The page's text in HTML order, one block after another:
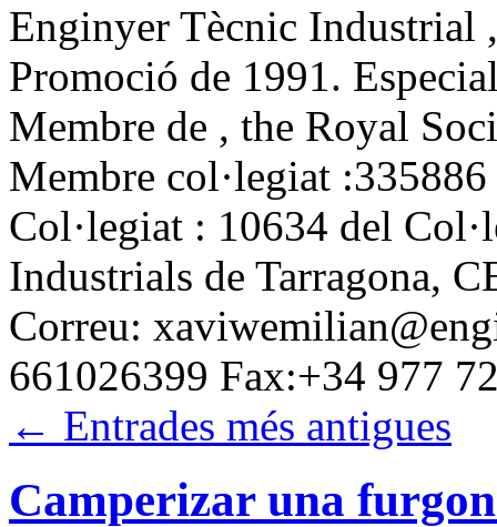
Enginyer Tècnic Industrial
Promoció de 1991.
Membre de , the Royal
Membre col·legiat
Col·legiat : 10634 del
Industrials de Tarragona,
Correu:
661026399 Fax:+34 977
← Entrades més antigues
Camperizar una